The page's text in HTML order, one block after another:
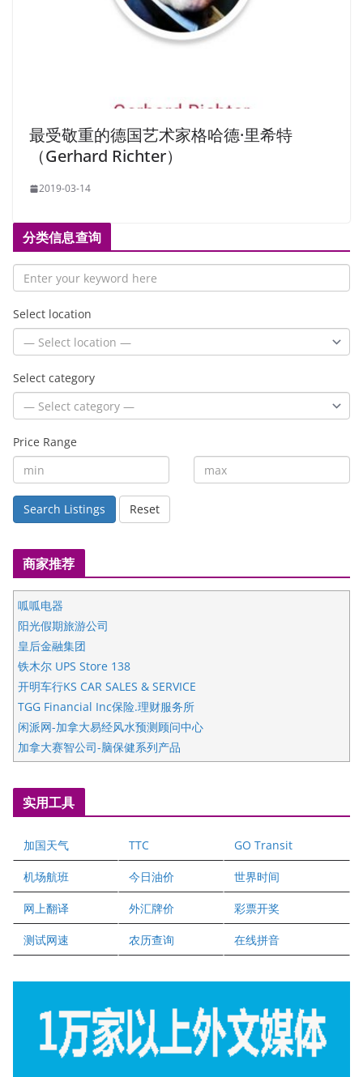
最受敬重的德国艺术家格哈德·里希特
（Gerhard Richter）
2019-03-14
分类信息查询
Select location
Select category
Price Range
Search Listings Reset
商家推荐
呱呱电器
阳光假期旅游公司
皇后金融集团
铁木尔 UPS Store 138
开明车行KS CAR SALES & SERVICE
TGG Financial Inc保险.理财服务所
闲派网-加拿大易经风水预测顾问中心
加拿大赛智公司-脑保健系列产品
五星国艺拍卖及评估公司
国际注册执业营养师公会
爱德华连锁酒店万锦分店
健健宝公司
二十一世纪美联地产公司
全球趋势移民留学
盛达资本
正点印艺设计
实用工具
加国天气 TTC GO Transit
机场航班 今日油价 世界时间
网上翻译 外汇牌价 彩票开奖
测试网速 农历查询 在线拼音